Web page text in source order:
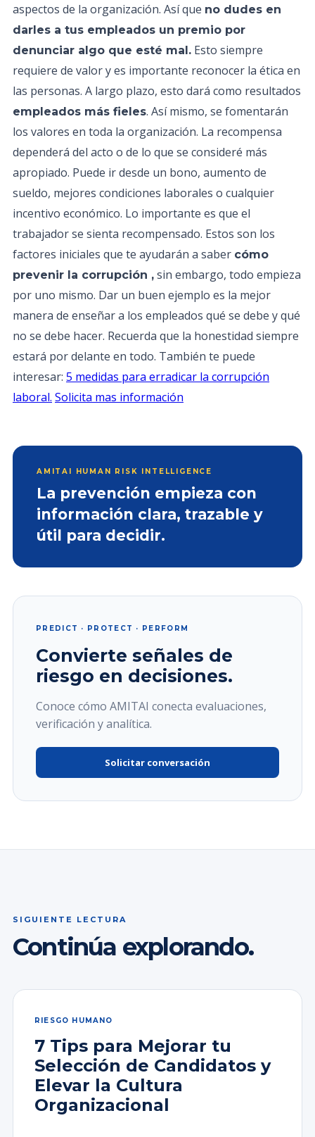
aspectos de la organización. Así que no dudes en
darles a tus empleados un premio por
denunciar algo que esté mal. Esto siempre
requiere de valor y es importante reconocer la ética en
las personas. A largo plazo, esto dará como resultados
empleados más fieles. Así mismo, se fomentarán
los valores en toda la organización. La recompensa
dependerá del acto o de lo que se consideré más
apropiado. Puede ir desde un bono, aumento de
sueldo, mejores condiciones laborales o cualquier
incentivo económico. Lo importante es que el
trabajador se sienta recompensado. Estos son los
factores iniciales que te ayudarán a saber cómo
prevenir la corrupción , sin embargo, todo empieza
por uno mismo. Dar un buen ejemplo es la mejor
manera de enseñar a los empleados qué se debe y qué
no se debe hacer. Recuerda que la honestidad siempre
estará por delante en todo. También te puede
interesar: 5 medidas para erradicar la corrupción
laboral. Solicita mas información
AMITAI HUMAN RISK INTELLIGENCE
La prevención empieza con
información clara, trazable y
útil para decidir.
PREDICT · PROTECT · PERFORM
Convierte señales de
riesgo en decisiones.
Conoce cómo AMITAI conecta evaluaciones,
verificación y analítica.
Solicitar conversación
SIGUIENTE LECTURA
Continúa explorando.
RIESGO HUMANO
7 Tips para Mejorar tu
Selección de Candidatos y
Elevar la Cultura
Organizacional